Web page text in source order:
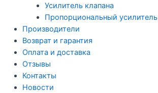
Усилитель клапана
Пропорциональный усилитель
Производители
Возврат и гарантия
Оплата и доставка
Отзывы
Контакты
Новости